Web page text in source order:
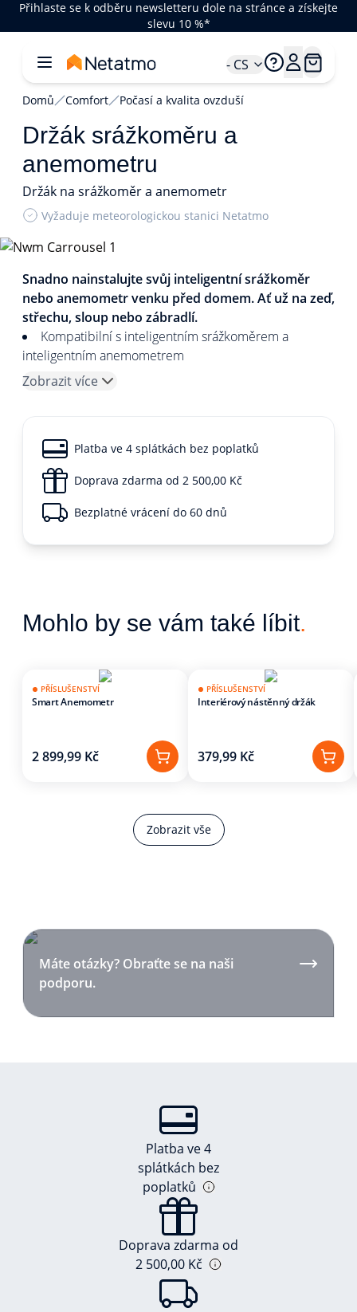
Přihlaste se k odběru newsletteru dole na stránce a získejte
slevu 10 %*
- CS
Domů Comfort Počasí a kvalita ovzduší
Držák srážkoměru a
anemometru
Držák na srážkoměr a anemometr
Vyžaduje meteorologickou stanici Netatmo
Snadno nainstalujte svůj inteligentní srážkoměr
nebo anemometr venku před domem. Ať už na zeď,
střechu, sloup nebo zábradlí.
Kompatibilní s inteligentním srážkoměrem a
inteligentním anemometrem
Zobrazit více
Platba ve 4 splátkách bez poplatků
Doprava zdarma od 2 500,00 Kč
Bezplatné vrácení do 60 dnů
Mohlo by se vám také líbit.
Zobrazit vše
PŘÍSLUŠENSTVÍ
Smart Anemometr
2 899,99 Kč
PŘÍSLUŠENSTVÍ
Interiérový nástěnný držák
379,99 Kč
Máte otázky? Obraťte se na naši
podporu.
Platba ve 4
splátkách bez
poplatků
Doprava zdarma od
2 500,00 Kč